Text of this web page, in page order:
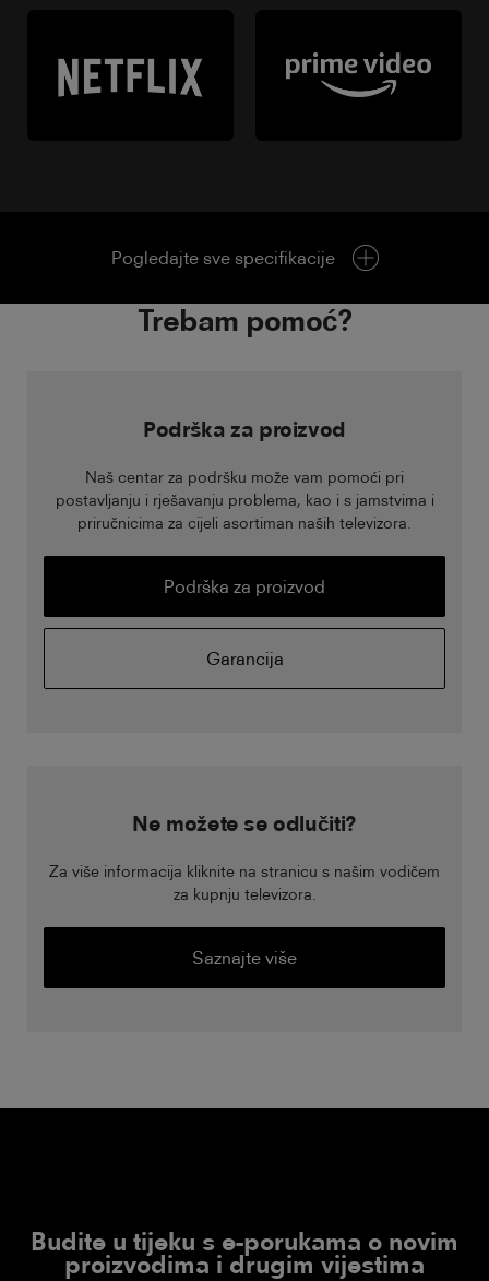
Pogledajte sve specifikacije
Trebam pomoć?
Podrška za proizvod
Naš centar za podršku može vam pomoći pri
postavljanju i rješavanju problema, kao i s jamstvima i
priručnicima za cijeli asortiman naših televizora.
Podrška za proizvod
Garancija
Ne možete se odlučiti?
Za više informacija kliknite na stranicu s našim vodičem
za kupnju televizora.
Saznajte više
Budite u tijeku s e-porukama o novim
proizvodima i drugim vijestima